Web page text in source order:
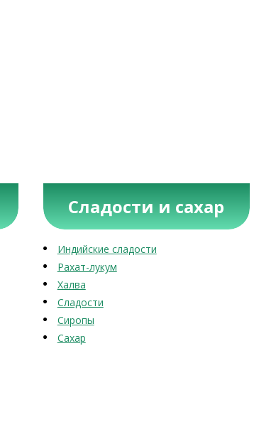
Сладости и сахар
Индийские сладости
Рахат-лукум
Халва
Сладости
Сиропы
Сахар